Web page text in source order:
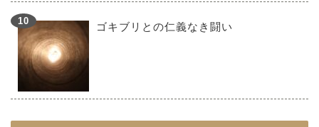
ゴキブリとの仁義なき闘い